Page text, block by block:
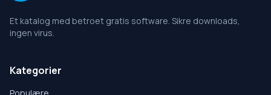
Et katalog med betroet gratis software. Sikre downloads,
ingen virus.
Kategorier